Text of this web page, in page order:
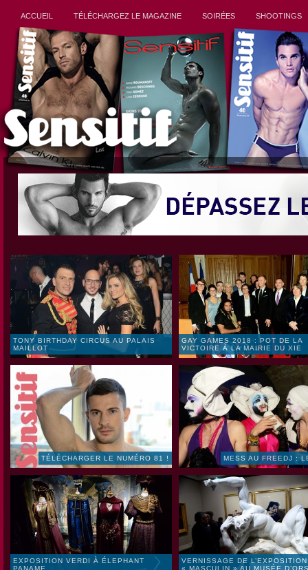
ACCUEIL TÉLÉCHARGEZ LE MAGAZINE SOIRÉES SHOOTINGS
TONY BIRTHDAY CIRCUS AU PALAIS
MAILLOT
GAY GAMES 2018 : POT DE LA
VICTOIRE À LA MAIRIE DU XIE
TÉLÉCHARGER LE NUMÉRO 81 ! MESS AU FREEDJ :
EXPOSITION VERDI À ÉLEPHANT
PANAME
VERNISSAGE DE L’EXPOSITION
« MASCULIN » AU MUSÉE